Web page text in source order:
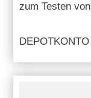
zum Testen
DEPOTKONTO